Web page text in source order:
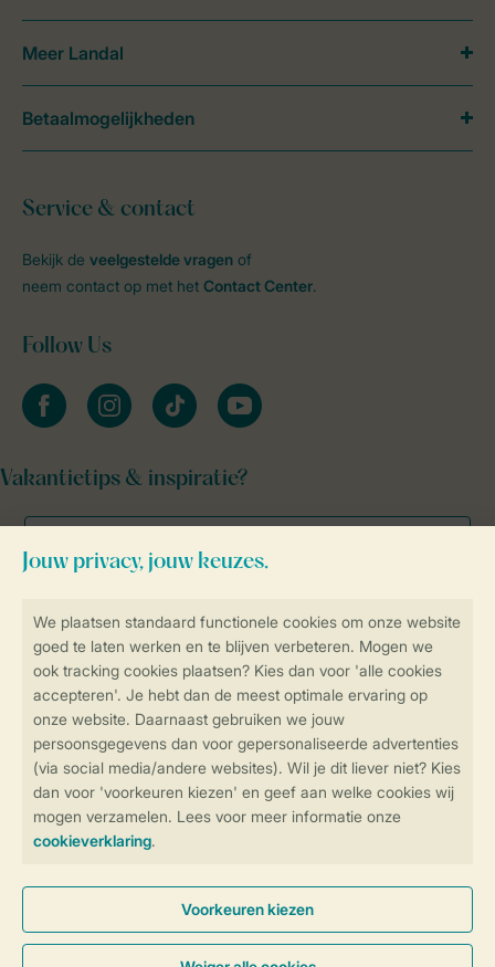
Controle over jouw gegevens &
Instellingen wijzigen
Veilig en snel online boeken
Veilige gegevensoverdracht
Veilige betaling
Service & contact
Bekijk de veelgestelde vragen of
neem contact op met het Contact Center.
Follow Us
facebookinstagramtiktok youtube
Vakantietips & inspiratie?
Meer Landal
Betaalmogelijkheden